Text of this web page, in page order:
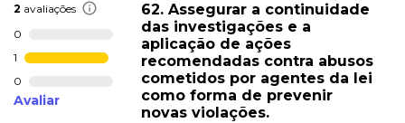
2 avaliações
0
1
0
Avaliar
62. Assegurar a continuidade
das investigações e a
aplicação de ações
recomendadas contra abusos
cometidos por agentes da lei
como forma de prevenir
novas violações.